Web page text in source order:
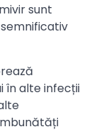
sunt
în alte infecții